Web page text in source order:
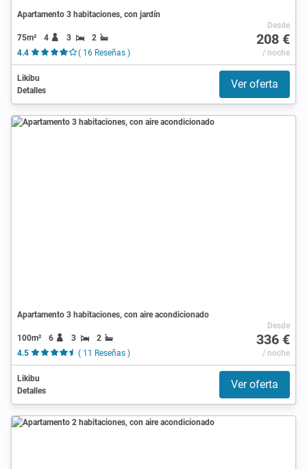
Apartamento 3 habitaciones, con jardín
75m² 4 3
2
4.4
( 16 Reseñas )
Desde
208 €
/ noche
Likibu
Detalles
Ver oferta
Apartamento 3 habitaciones, con aire acondicionado
100m² 6 3
2
4.5
( 11 Reseñas )
Desde
336 €
/ noche
Likibu
Detalles
Ver oferta